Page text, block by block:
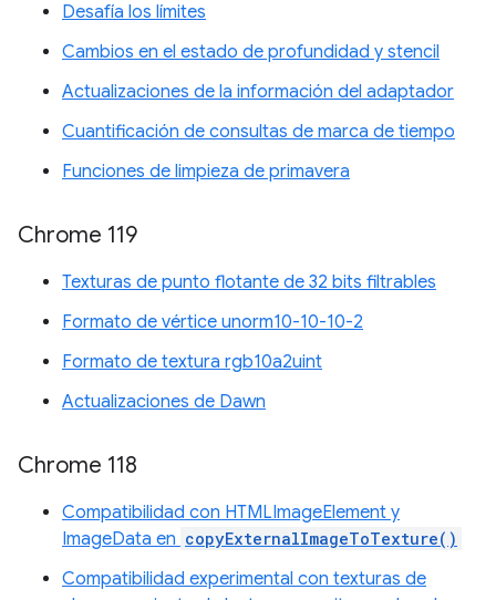
Desafía los límites
Cambios en el estado de profundidad y stencil
Actualizaciones de la información del adaptador
Cuantificación de consultas de marca de tiempo
Funciones de limpieza de primavera
Chrome 119
Texturas de punto flotante de 32 bits filtrables
Formato de vértice unorm10-10-10-2
Formato de textura rgb10a2uint
Actualizaciones de Dawn
Chrome 118
Compatibilidad con HTMLImageElement y
ImageData en copyExternalImageToTexture()
Compatibilidad experimental con texturas de